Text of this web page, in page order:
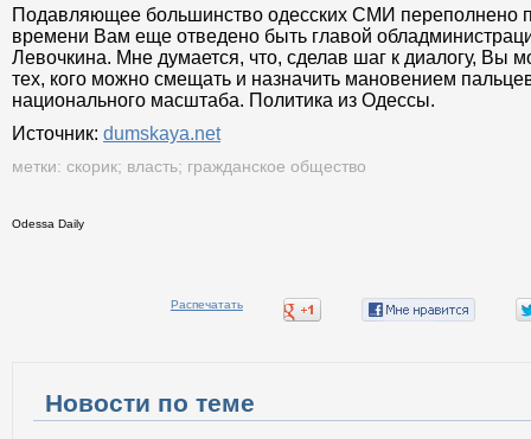
Подавляющее большинство одесских СМИ переполнено
времени Вам еще отведено быть главой
Левочкина. Мне думается, что, сделав шаг к диалогу, Вы
тех, кого можно смещать и назначить мановением
национального масштаба. Политика из Одессы.
Источник: dumskaya.net
метки: скорик; власть; гражданское общество
Odessa Daily
Распечатать
Новости по теме